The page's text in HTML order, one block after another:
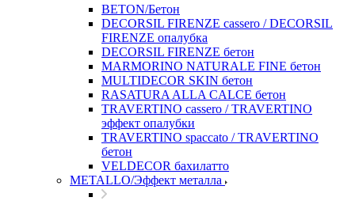
BETON/Бетон
DECORSIL FIRENZE cassero / DECORSIL
FIRENZE опалубка
DECORSIL FIRENZE бетон
MARMORINO NATURALE FINE бетон
MULTIDECOR SKIN бетон
RASATURA ALLA CALCE бетон
TRAVERTINO cassero / TRAVERTINO
эффект опалубки
TRAVERTINO spaccato / TRAVERTINO
бетон
VELDECOR бахилатто
METALLO/Эффект металла